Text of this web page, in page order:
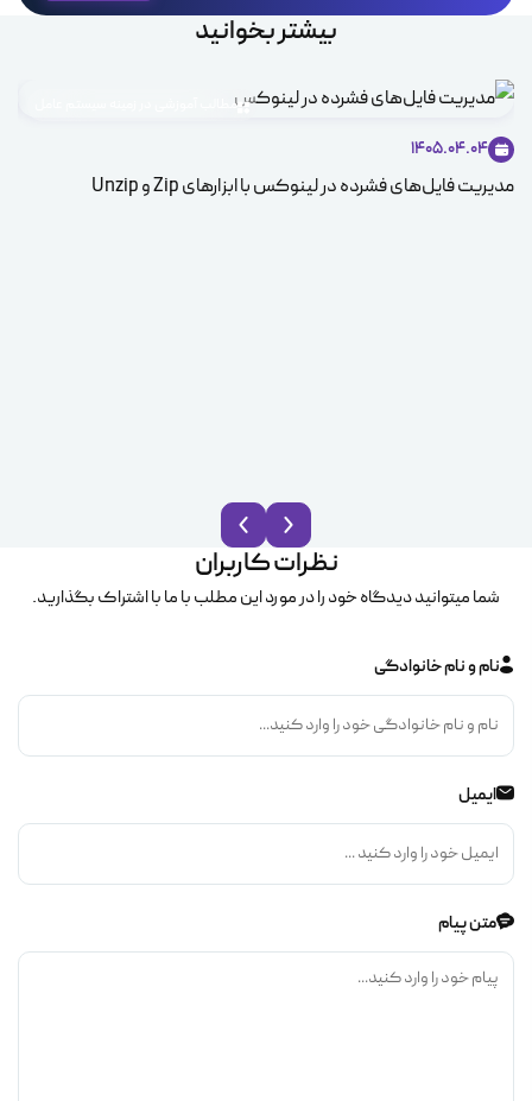
بیشتر بخوانید
مطالب آموزشی در زمینه سیستم عامل
1405.04.04
مدیریت فایل‌های فشرده در لینوکس با ابزارهای Zip و Unzip
نظرات کاربران
شما میتوانید دیدگاه خود را در مورد این مطلب با ما با اشتراک بگذارید.
نام و نام خانوادگی
ایمیل
متن پیام